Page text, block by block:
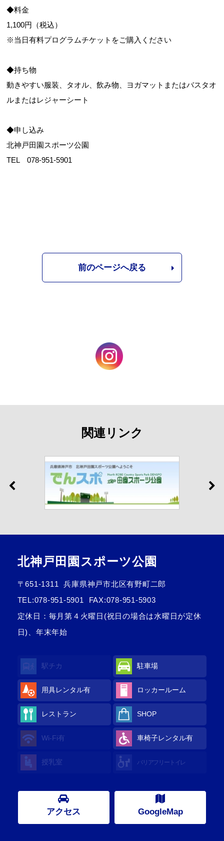
◆料金
1,100円（税込）
※当日有料プログラムチケットをご購入ください
◆持ち物
動きやすい服装、タオル、飲み物、ヨガマットまたはバスタオ
ルまたはレジャーシート
◆申し込み
北神戸田園スポーツ公園
TEL 078-951-5901
前のページへ戻る
関連リンク
北神戸田園スポーツ公園
〒651-1311
兵庫県神戸市北区有野町二郎
TEL:078-951-5901
FAX:078-951-5903
定休日：毎月第４火曜日(祝日の場合は水曜日が定休
日)、年末年始
駅チカ 駐車場
用具レンタル有 ロッカールーム
レストラン SHOP
Wi-Fi有 車椅子レンタル有
授乳室 バリアフリートイレ
アクセス GoogleMap